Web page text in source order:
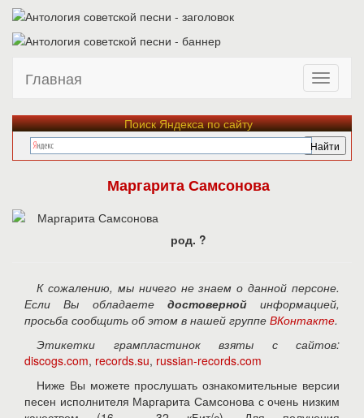
Главная
Поиск Яндекса по сайту
Маргарита Самсонова
род. ?
К сожалению, мы ничего не знаем о данной персоне.
Если Вы обладаете достовернойинформацией,
просьба сообщить об этом в нашей группе ВКонтакте.
Этикетки грампластинок взяты с сайтов:
discogs.com, records.su, russian-records.com
Ниже Вы можете прослушать ознакомительные версии
песен исполнителя Маргарита Самсонова с очень низким